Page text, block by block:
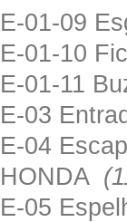
E-01-09
E-01-10
E-01-11
E-03
E-04
HONDA
E-05